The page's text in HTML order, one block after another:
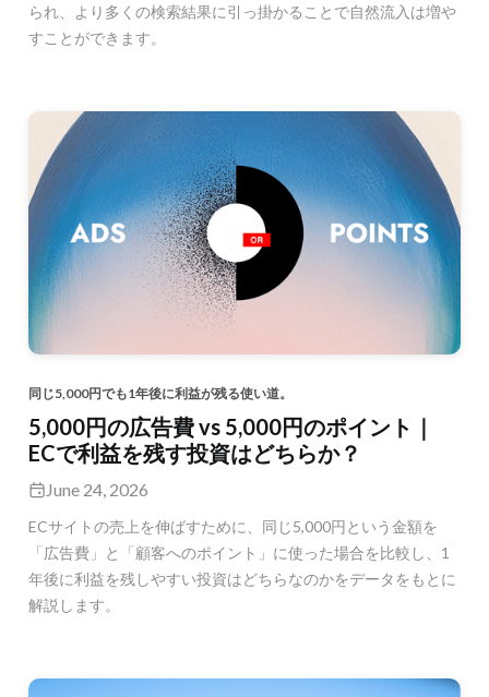
られ、より多くの検索結果に引っ掛かることで自然流入は増や
すことができます。
同じ5,000円でも1年後に利益が残る使い道。
5,000円の広告費 vs 5,000円のポイント｜
ECで利益を残す投資はどちらか？
June 24, 2026
ECサイトの売上を伸ばすために、同じ5,000円という金額を
「広告費」と「顧客へのポイント」に使った場合を比較し、1
年後に利益を残しやすい投資はどちらなのかをデータをもとに
解説します。